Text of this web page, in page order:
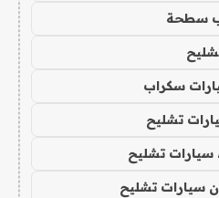
سطحة
سكراب
تشليح
سيارات تشليح
سيارات تشليح